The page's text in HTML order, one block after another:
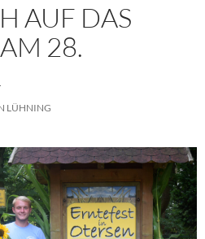
AUF DAS
28.
LÜHNING